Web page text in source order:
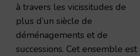
à travers les vicissitudes de
plus d’un siècle de
déménagements et de
successions. Cet ensemble est